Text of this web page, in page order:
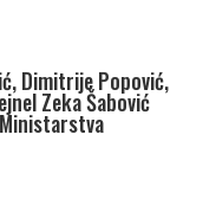
Dimitrije Popović,
Zeka Šabović